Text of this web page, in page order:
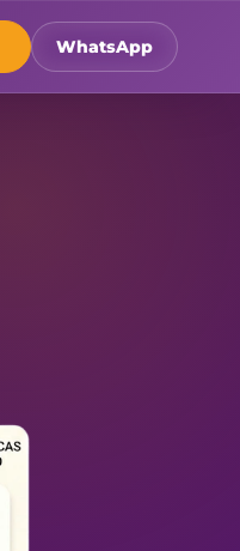
WhatsApp